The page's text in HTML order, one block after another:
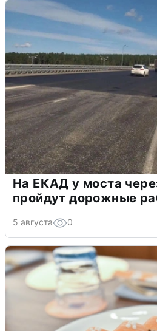
На ЕКАД у моста
пройдут дорожные
5 августа 0